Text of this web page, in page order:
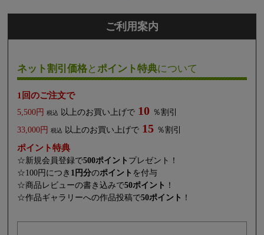
ご利用案内
ネット割引価格とポイント特典について
1回のご注文で
5,500円 税込 以上のお買い上げで 10 ％割引
33,000円
税込 以上のお買い上げで 15 ％割引
ポイント特典
☆新規会員登録で500ポイント プレゼント！
☆100円につき 1円分のポイント を付与
☆商品レビューの書き込みで50ポイント ！
☆作品ギャラリーへの作品投稿で50ポイント ！